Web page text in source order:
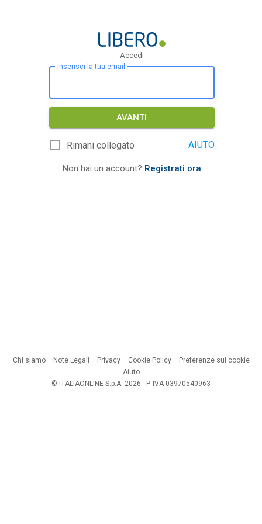
Accedi
Inserisci la tua email
AVANTI
Rimani collegato AIUTO
Non hai un account? Registrati ora
Chi siamo Note Legali Privacy Cookie Policy
Preferenze sui cookie
Aiuto
© ITALIAONLINE S.p.A. 2026 - P. IVA 03970540963